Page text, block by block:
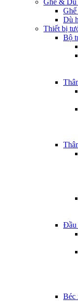
Ghế & Dù
Dù
Thiết bị
Bộ
Đầu
Béc